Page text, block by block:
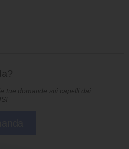
tue domande sui capelli dai